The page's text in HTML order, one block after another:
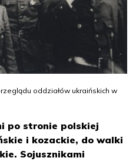
oddziałów ukraińskich w
po stronie polskiej
i kozackie, do walki
Sojusznikami